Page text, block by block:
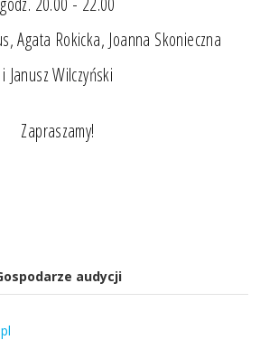
Agata Rokicka, Joanna Skonieczna
i Janusz Wilczyński
Zapraszamy!
audycji